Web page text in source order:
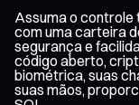
Assuma o controle
com uma carteira
segurança e
código aberto,
biométrica, suas
suas mãos,